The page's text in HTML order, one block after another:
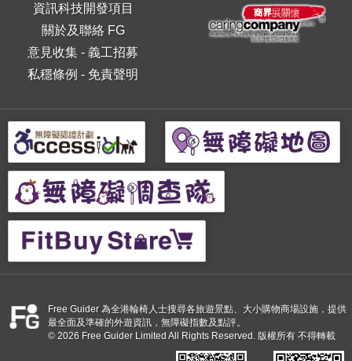
資訊科技開發項目
關於及聯絡 FG
意見收集 -義工招募
私穩條例 - 免責聲明
Free Guider 為全港輪椅人士搜尋各旅遊景點、大小購物商場設施，提供
最全面及準確的外遊資訊，無障礙指數及點評。
© 2026 Free Guider Limited All Rights Reserved. 版權所有 不得轉載